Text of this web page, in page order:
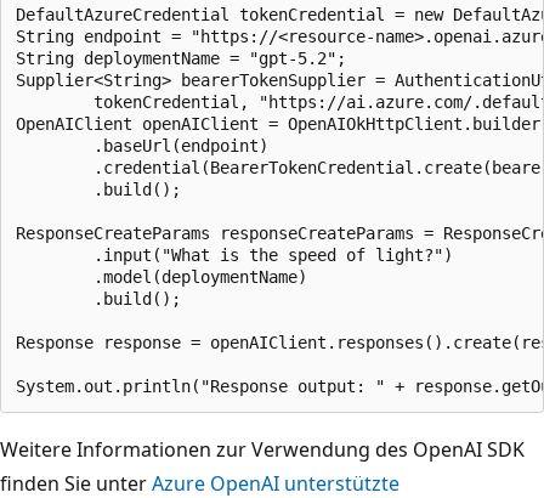
DefaultAzureCredential tokenCredential = new
String endpoint = "https://<resource-
String deploymentName = "gpt-5.2";
Supplier<String> bearerTokenSupplier =
tokenCredential, "https://ai.azure.com/
OpenAIClient openAIClient =
        .baseUrl(endpoint)
        .build();
ResponseCreateParams responseCreateParams =
        .input("What is the speed of light?")
        .model(deploymentName)
        .build();
Response response =
Weitere Informationen zur Verwendung des OpenAI SDK
finden Sie unterAzure OpenAI unterstützte